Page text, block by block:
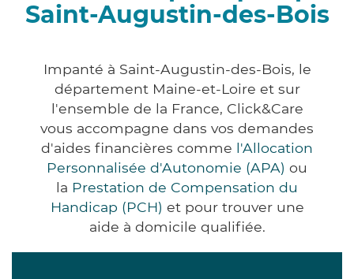
Saint-Augustin-des-Bois
Impanté à Saint-Augustin-des-Bois, le
département Maine-et-Loire et sur
l'ensemble de la France, Click&Care
vous accompagne dans vos demandes
d'aides financières comme l'Allocation
Personnalisée d'Autonomie (APA) ou
la Prestation de Compensation du
Handicap (PCH) et pour trouver une
aide à domicile qualifiée.